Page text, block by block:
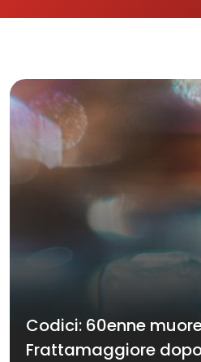
Codici: 60enne
Frattamaggiore